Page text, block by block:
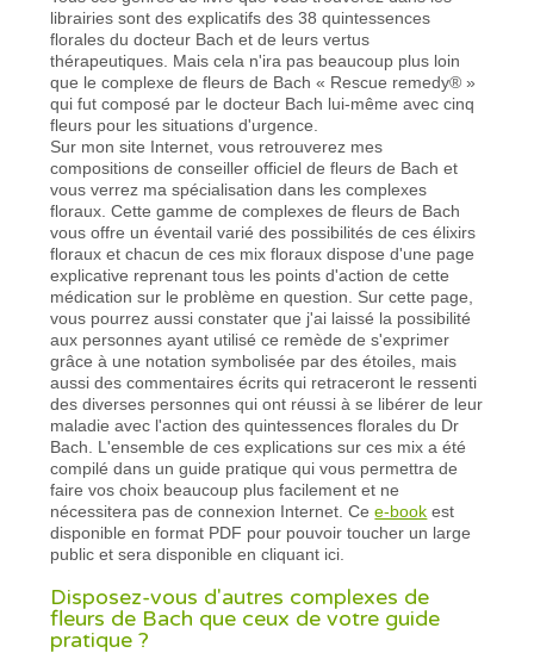
librairies sont des explicatifs des 38 quintessences
florales du docteur Bach et de leurs vertus
thérapeutiques. Mais cela n'ira pas beaucoup plus loin
que le complexe de fleurs de Bach « Rescue remedy® »
qui fut composé par le docteur Bach lui-même avec cinq
fleurs pour les situations d'urgence.
Sur mon site Internet, vous retrouverez mes
compositions de conseiller officiel de fleurs de Bach et
vous verrez ma spécialisation dans les complexes
floraux. Cette gamme de complexes de fleurs de Bach
vous offre un éventail varié des possibilités de ces élixirs
floraux et chacun de ces mix floraux dispose d'une page
explicative reprenant tous les points d'action de cette
médication sur le problème en question. Sur cette page,
vous pourrez aussi constater que j'ai laissé la possibilité
aux personnes ayant utilisé ce remède de s'exprimer
grâce à une notation symbolisée par des étoiles, mais
aussi des commentaires écrits qui retraceront le ressenti
des diverses personnes qui ont réussi à se libérer de leur
maladie avec l'action des quintessences florales du Dr
Bach. L'ensemble de ces explications sur ces mix a été
compilé dans un guide pratique qui vous permettra de
faire vos choix beaucoup plus facilement et ne
nécessitera pas de connexion Internet. Cee-book est
disponible en format PDF pour pouvoir toucher un large
public et sera disponible en cliquant ici.
Disposez-vous d'autres complexes de
fleurs de Bach que ceux de votre guide
pratique ?